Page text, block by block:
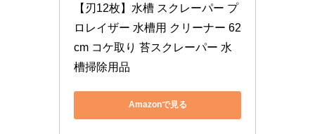
【刃12枚】水槽 スクレーパー プ
ロレイザー 水槽用 クリーナー 62
cm コケ取り 苔スクレーパー 水
槽掃除用品
Amazonで見る